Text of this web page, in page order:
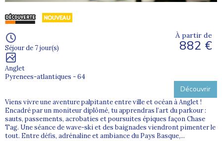
Séjour de 7 jour(s)
Anglet
Pyrenees-atlantiques - 64
À partir de
882 €
Découvrir
Viens vivre une aventure palpitante entre ville et océan à Anglet !
Encadré par un moniteur diplômé, tu apprendras l’art du parkour :
sauts, passements, acrobaties et poursuites épiques façon Chase
Tag. Une séance de wave-ski et des baignades viendront pimenter le
tout. Entre défis, adrénaline et ambiance du Pays Basque,...